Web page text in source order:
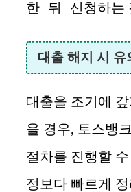
한 뒤 신청하는
대출 해지 시 유
대출을 조기에
을 경우, 토스뱅
절차를 진행할
정보다 빠르게